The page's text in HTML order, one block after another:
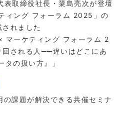
取締役社長・簗島亮次が登壇
ィング フォーラム 2025」の
れました
マーケティング フォーラム 2
される人──違いはどこにあ
タの扱い方』」
の課題が解決できる共催セミナ